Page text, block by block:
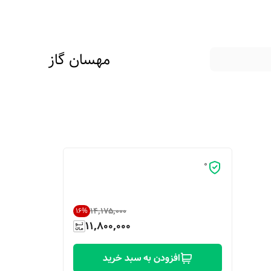
مهسان گاز
0
۱۴٬۱۷۵٬۰۰۰ 16%
11,800,000
افزودن به سبد خرید